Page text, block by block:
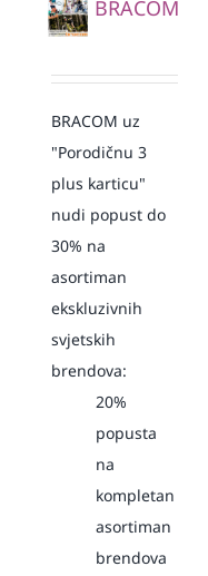
BRACOM
BRACOM uz
"Porodičnu 3
plus karticu"
nudi popust do
30% na
asortiman
ekskluzivnih
svjetskih
brendova:
20%
popusta
na
kompletan
asortiman
brendova